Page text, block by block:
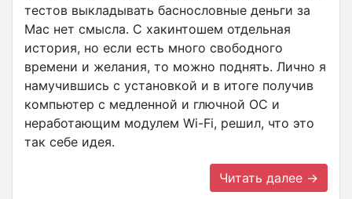
тестов выкладывать баснословные деньги за
Mac нет смысла. С хакинтошем отдельная
история, но если есть много свободного
времени и желания, то можно поднять. Лично я
намучившись с установкой и в итоге получив
компьютер с медленной и глючной ОС и
неработающим модулем Wi-Fi, решил, что это
так себе идея.
Читать далее →